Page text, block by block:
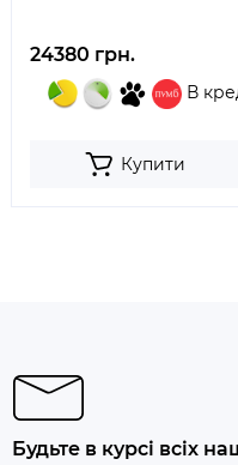
24380 грн.
В
Купити
Будьте в курсі всіх